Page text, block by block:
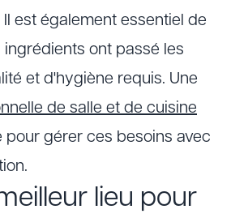
est également essentiel de
ingrédients ont passé les
et d'hygiène requis. Une
de salle et de cuisine
pour gérer ces besoins avec
lieu pour